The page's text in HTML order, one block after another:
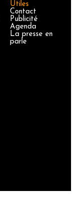
Utiles
Contact
Publicité
Agenda
La presse en
parle